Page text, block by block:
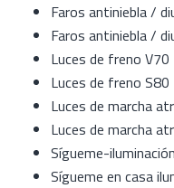
Faros antiniebla /
Faros antiniebla /
Luces de freno V70
Luces de freno S80
Luces de marcha
Luces de marcha
Sígueme-
Sígueme en casa